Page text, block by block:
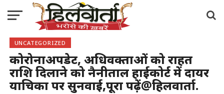
UNCATEGORIZED
कोरोनाअपडेट, अधिवक्ताओं को राहत
राशि दिलाने को नैनीताल हाईकोर्ट में दायर
याचिका पर सुनवाई,पूरा पढ़ें@हिलवार्ता.